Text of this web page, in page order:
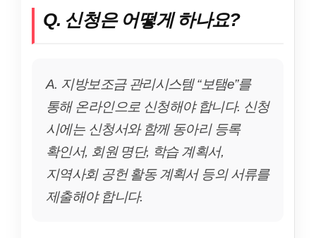
Q. 신청은 어떻게 하나요?
A. 지방보조금 관리시스템 “보탬e”를
통해 온라인으로 신청해야 합니다. 신청
시에는 신청서와 함께 동아리 등록
확인서, 회원 명단, 학습 계획서,
지역사회 공헌 활동 계획서 등의 서류를
제출해야 합니다.